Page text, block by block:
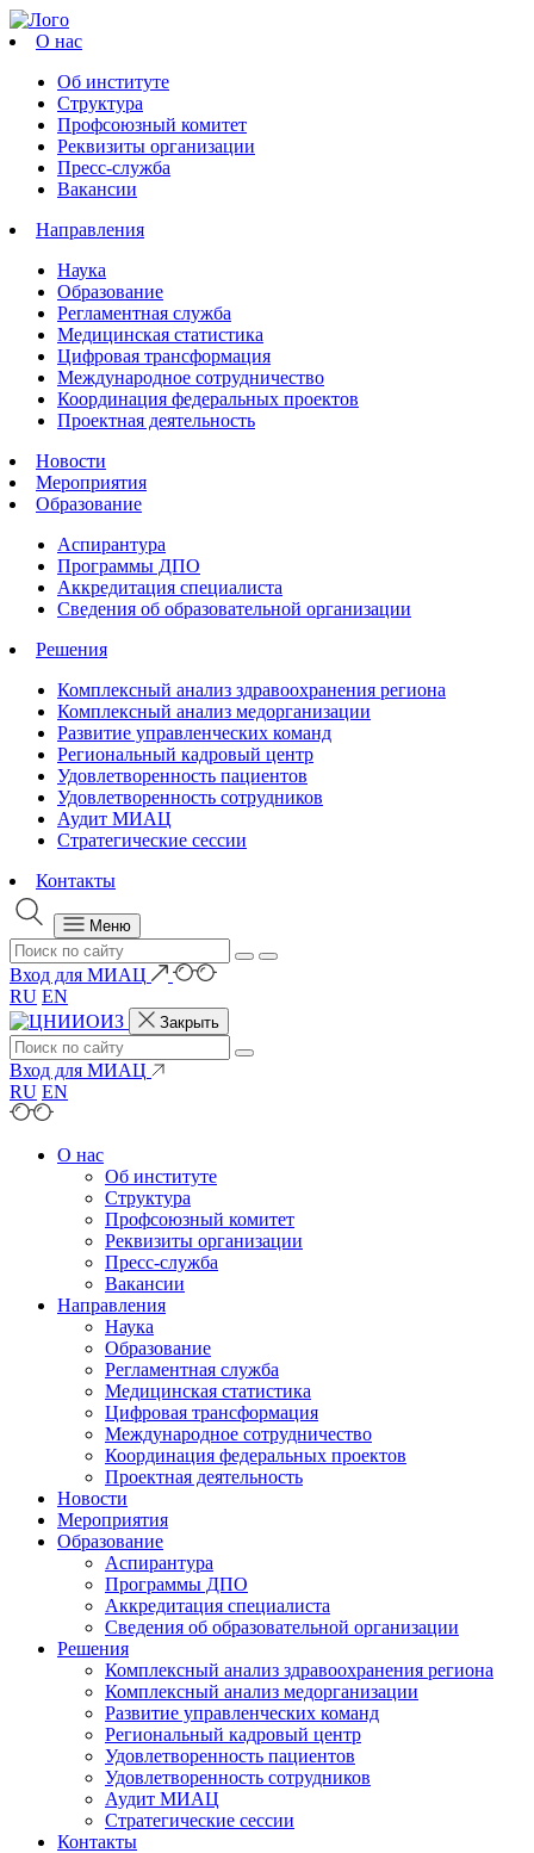
О нас
Об институте
Структура
Профсоюзный комитет
Реквизиты организации
Пресс-служба
Вакансии
Направления
Наука
Образование
Регламентная служба
Медицинская статистика
Цифровая трансформация
Международное сотрудничество
Координация федеральных проектов
Проектная деятельность
Новости
Мероприятия
Образование
Аспирантура
Программы ДПО
Аккредитация специалиста
Сведения об образовательной организации
Решения
Комплексный анализ здравоохранения региона
Комплексный анализ медорганизации
Развитие управленческих команд
Региональный кадровый центр
Удовлетворенность пациентов
Удовлетворенность сотрудников
Аудит МИАЦ
Стратегические сессии
Контакты
Меню
Вход для МИАЦ
RU EN
Закрыть
Вход для МИАЦ
RU EN
О нас
Об институте
Структура
Профсоюзный комитет
Реквизиты организации
Пресс-служба
Вакансии
Направления
Наука
Образование
Регламентная служба
Медицинская статистика
Цифровая трансформация
Международное сотрудничество
Координация федеральных проектов
Проектная деятельность
Новости
Мероприятия
Образование
Аспирантура
Программы ДПО
Аккредитация специалиста
Сведения об образовательной организации
Решения
Комплексный анализ здравоохранения региона
Комплексный анализ медорганизации
Развитие управленческих команд
Региональный кадровый центр
Удовлетворенность пациентов
Удовлетворенность сотрудников
Аудит МИАЦ
Стратегические сессии
Контакты